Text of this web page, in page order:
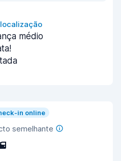
médio
in online
semelhante